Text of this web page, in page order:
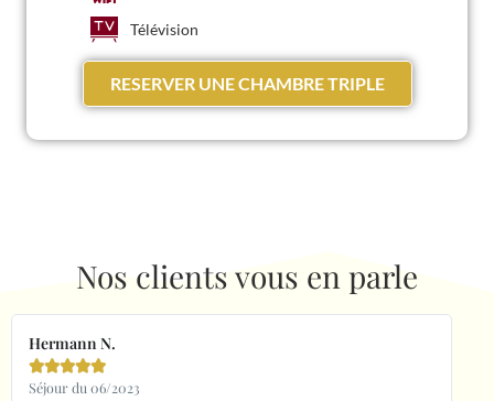
Télévision
RESERVER UNE CHAMBRE TRIPLE
Nos clients vous en parle
Hermann N.

Séjour du 06/2023